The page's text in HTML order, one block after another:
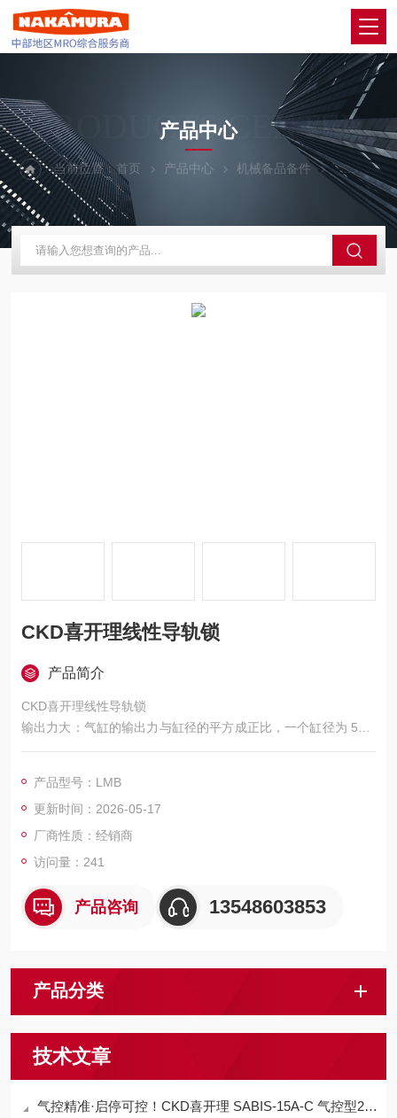
PRODUCTS CENTER
产品中心
当前位置：首页 产品中心 机械备品备件 CKD喜开理
CKD喜开理线性导轨锁
产品简介
CKD喜开理线性导轨锁
输出力大：气缸的输出力与缸径的平方成正比，一个缸径为 50m
m 的气缸，理论上的输出力可达 2000N，相比同样缸径的电缸，
产品型号：LMB
更新时间：2026-05-17
厂商性质：经销商
访问量：241
产品咨询 13548603853
产品分类
技术文章
气控精准·启停可控！CKD喜开理 SABIS-15A-C 气控型2通气缸阀